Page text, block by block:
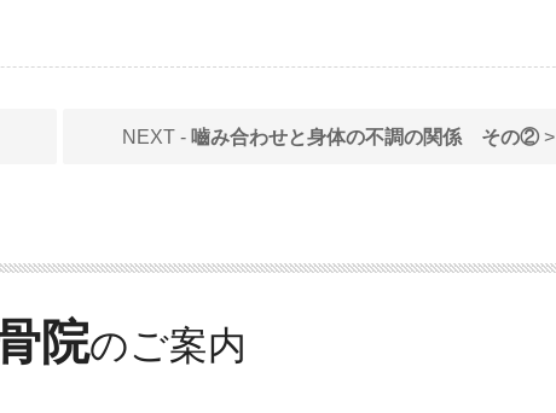
NEXT - 嚙み合わせと身体の不調の関係 その②>
院